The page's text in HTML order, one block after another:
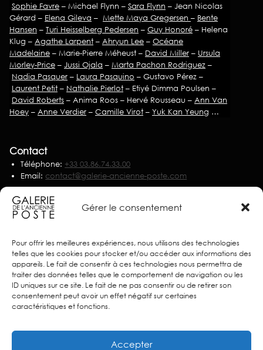
Gérer le consentement
Pour offrir les meilleures expériences, nous utilisons des technologies
telles que les cookies pour stocker et/ou accéder aux informations des
appareils. Le fait de consentir à ces technologies nous permettra de
traiter des données telles que le comportement de navigation ou les
ID uniques sur ce site. Le fait de ne pas consentir ou de retirer son
consentement peut avoir un effet négatif sur certaines
caractéristiques et fonctions.
Accepter
Sophie Favre – Michael Flynn – Sara Flynn – Jean Nicolas
Gérard – Elena Gileva – Mette Maya Gregersen – Bente
Hansen – Turi Heisselberg Pedersen – Guy Honoré – Helena
Klug – Agathe Larpent – Ahryun Lee – Océane
Madelaine – Marie-Pierre Méheust – David Miller – Ursula
Morley-Price – Jussi Ojala – Marta Pachon Rodriguez –
Nadia Pasquer – Laura Pasquino – Gustavo Pérez –
Laurent Petit – Nathalie Pierlot – Etiyé Dimma Poulsen –
David Roberts – Anima Roos – Hervé Rousseau – Ann Van
Hoey – Anne Verdier – Camille Virot – Yuk Kan Yeung …
Contact
Téléphone: +33 03.86.74.33.00
Email: contact@galerie-ancienne-poste.com
Nous écrire
Partenaires